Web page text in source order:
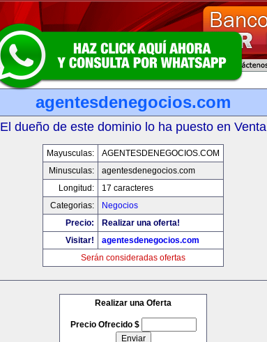
agentesdenegocios.com
El dueño de este dominio lo ha puesto en Venta
Mayusculas:
AGENTESDENEGOCIOS.COM
Minusculas:
agentesdenegocios.com
Longitud:
17 caracteres
Categorias:
Negocios
Precio:
Realizar una oferta!
Visitar!
agentesdenegocios.com
Serán consideradas ofertas
Realizar una Oferta
Precio Ofrecido $